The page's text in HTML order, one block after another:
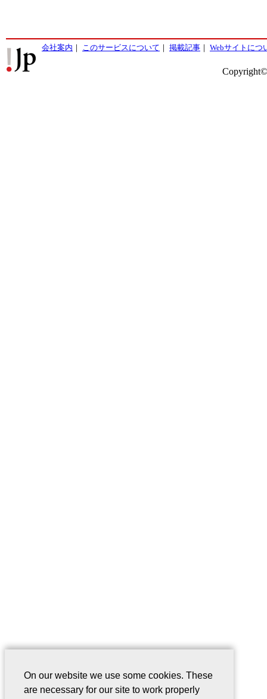
会社案内 ｜ このサービスについて ｜ 掲載記事 ｜ Webサイトにつ
On our website we use some cookies. These
are necessary for our site to work properly